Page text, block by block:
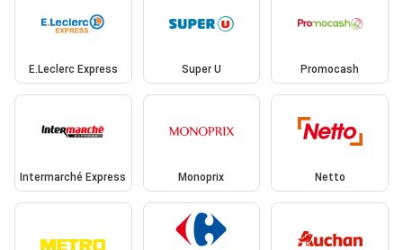
E.Leclerc Express Super U Promocash
Intermarché Express Monoprix Netto